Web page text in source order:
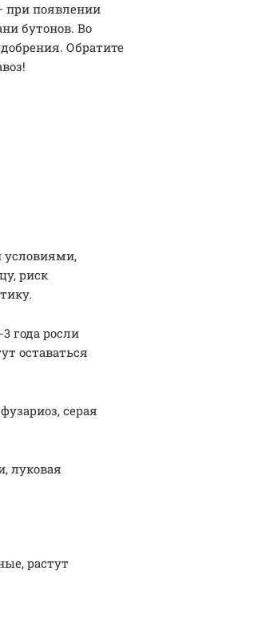
при появлении
бутонов. Во
Обратите
условиями,
риск
года росли
оставаться
серая
луковая
растут